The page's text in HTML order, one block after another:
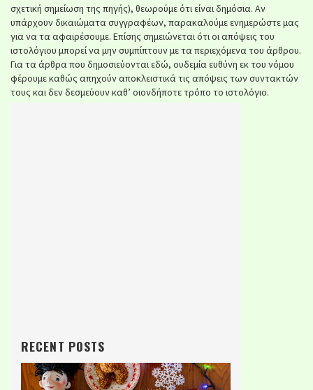
σχετική σημείωση της πηγής), θεωρούμε ότι είναι δημόσια. Αν
υπάρχουν δικαιώματα συγγραφέων, παρακαλούμε ενημερώστε μας
για να τα αφαιρέσουμε. Επίσης σημειώνεται ότι οι απόψεις του
ιστολόγιου μπορεί να μην συμπίπτουν με τα περιεχόμενα του άρθρου.
Για τα άρθρα που δημοσιεύονται εδώ, ουδεμία ευθύνη εκ του νόμου
φέρουμε καθώς απηχούν αποκλειστικά τις απόψεις των συντακτών
τους και δεν δεσμεύουν καθ’ οιονδήποτε τρόπο το ιστολόγιο.
RECENT POSTS